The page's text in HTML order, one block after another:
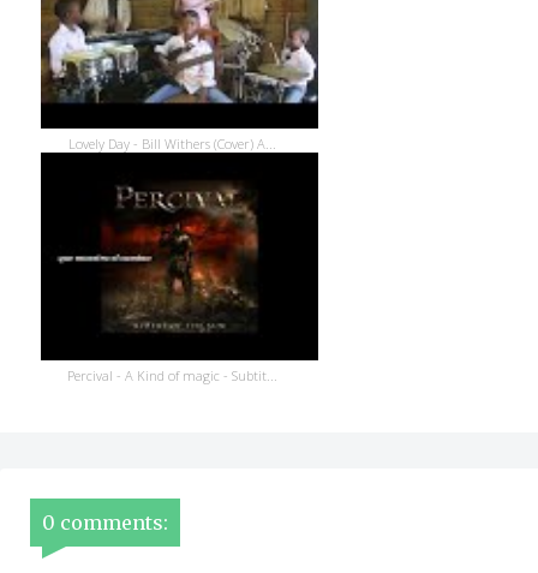
Lovely Day - Bill Withers (Cover) A...
Percival - A Kind of magic - Subtit...
0 comments: